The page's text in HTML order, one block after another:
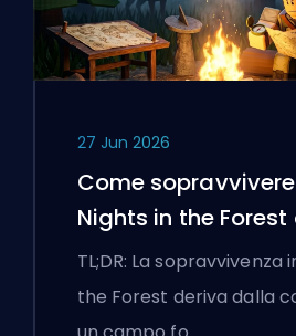
27 Jun 2026
Come
Nights in the Forest
Bussola
TL;DR: La sopravvivenza
the Forest deriva dalla